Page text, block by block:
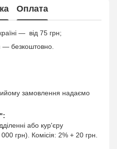
Оплата
— від 75 грн;
— безкоштовно.
замовлення надаємо
або кур'єру
грн). Комісія: 2% + 20 грн.